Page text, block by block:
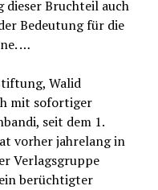
dieser Bruchteil auch
Bedeutung für die
…
Walid
mit sofortiger
seit dem 1.
vorher jahrelang in
Verlagsgruppe
berüchtigter